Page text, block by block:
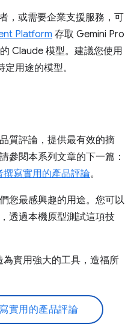
，或需要企業支援服務，可
Platform 存取 Gemini Pro
Claude 模型。建議您使用
定用途的模型。
質評論，提供最有效的摘
參閱本系列文章的下一篇：
寫實用的產品評論。
您最感興趣的用途。您可以
，透過本機原型測試這項技
實用強大的工具，造福所
實用的產品評論